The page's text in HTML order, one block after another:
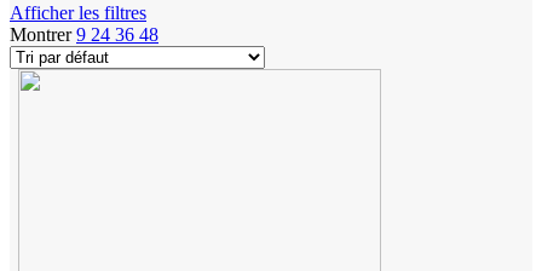
Afficher les filtres
Montrer9 24 36 48